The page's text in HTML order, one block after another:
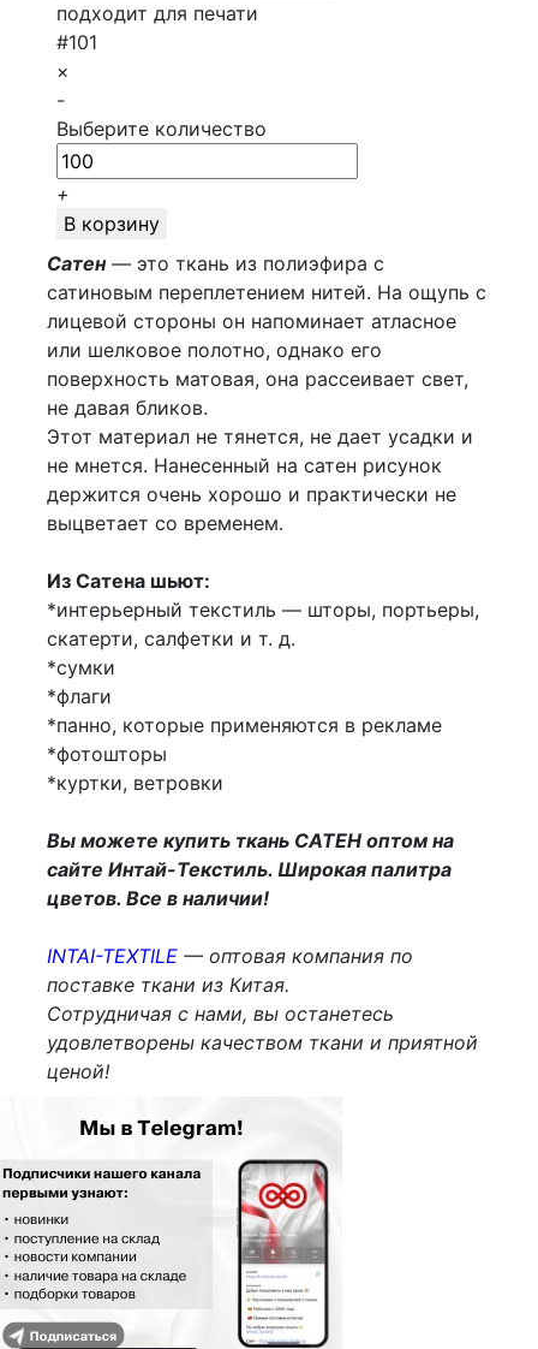
подходит для печати
#101
×
-
Выберите количество
+
В корзину
Сатен— это ткань из полиэфира с
сатиновым переплетением нитей. На ощупь с
лицевой стороны он напоминает атласное
или шелковое полотно, однако его
поверхность матовая, она рассеивает свет,
не давая бликов.
Этот материал не тянется, не дает усадки и
не мнется. Нанесенный на сатен рисунок
держится очень хорошо и практически не
выцветает со временем.
Из Сатена шьют:
*интерьерный текстиль — шторы, портьеры,
скатерти, салфетки и т. д.
*сумки
*флаги
*панно, которые применяются в рекламе
*фотошторы
*куртки, ветровки
Вы можете купить ткань САТЕН оптом на
сайте Интай-Текстиль. Широкая палитра
цветов. Все в наличии!
INTAI-TEXTILE — оптовая компания по
поставке ткани из Китая.
Сотрудничая с нами, вы останетесь
удовлетворены качеством ткани и приятной
ценой!